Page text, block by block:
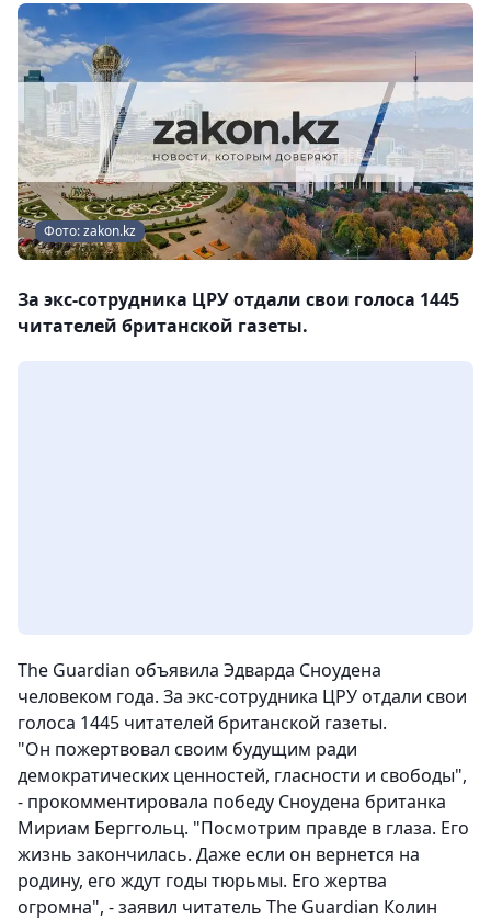
Фото: zakon.kz
За экс-сотрудника ЦРУ отдали свои голоса 1445
читателей британской газеты.
The Guardian объявила Эдварда Сноудена
человеком года. За экс-сотрудника ЦРУ отдали свои
голоса 1445 читателей британской газеты.
"Он пожертвовал своим будущим ради
демократических ценностей, гласности и свободы",
- прокомментировала победу Сноудена британка
Мириам Берггольц. "Посмотрим правде в глаза. Его
жизнь закончилась. Даже если он вернется на
родину, его ждут годы тюрьмы. Его жертва
огромна", - заявил читатель The Guardian Колин